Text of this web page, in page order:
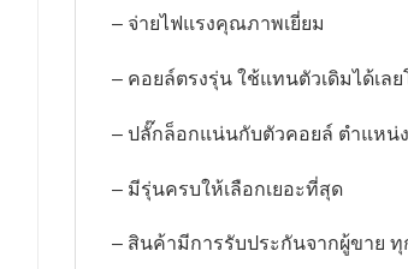
– จ่ายไฟแรงคุณภาพเยี่ยม
– คอยล์ตรงรุ่น ใช้แทนตัวเดิมได้เล
– ปลั๊กล็อกแน่นกับตัวคอยล์ ตำแหน่
– มีรุ่นครบให้เลือกเยอะที่สุด
– สินค้ามีการรับประกันจากผู้ขาย